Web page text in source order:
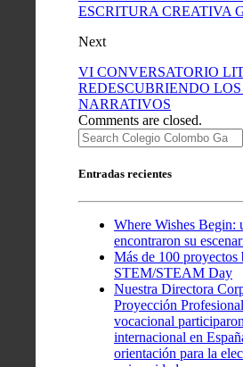
ESCRITURA CREATIVA
Next
VI CONVERSATORIO
REDESCUBRIENDO
NARRATIVOS
Comments are closed.
Entradas recientes
Where Wishes Begin:
encontraron su
Más de 100 proyectos
STEM/STEAM Day
Nuestra Directora
Proyección
vocacional
internacional en
orientación para la